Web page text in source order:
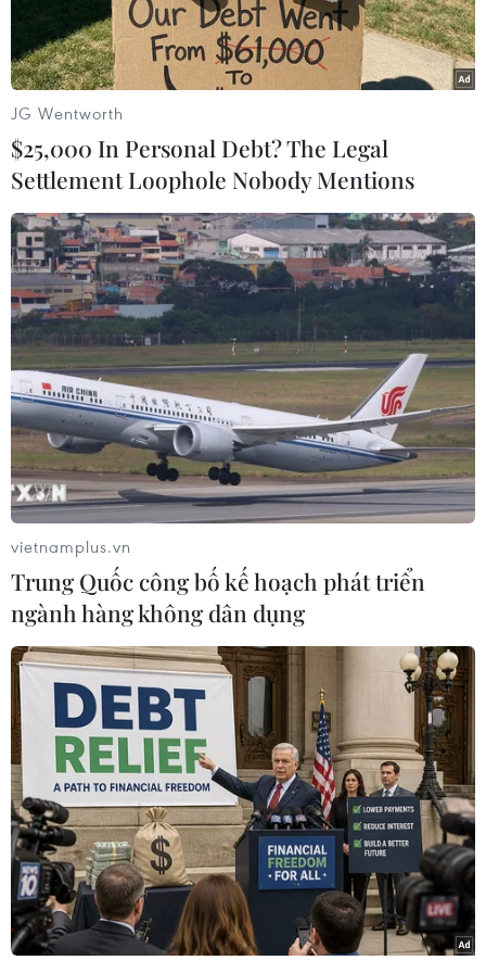
JG Wentworth
$25,000 In Personal Debt? The Legal
Settlement Loophole Nobody Mentions
vietnamplus.vn
Trung Quốc công bố kế hoạch phát triển
ngành hàng không dân dụng